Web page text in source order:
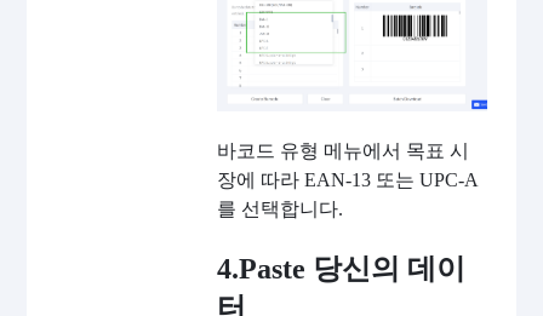
바코드 유형 메뉴에서 목표 시
장에 따라 EAN-13 또는 UPC-A
를 선택합니다.
4.Paste 당신의 데이
터